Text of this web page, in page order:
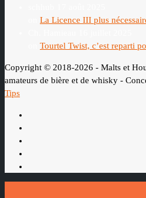
La Licence III plus
Tourtel Twist, c’est reparti
Copyright © 2018-2026 - Malts et
amateurs de bière et de whisky -
Tips